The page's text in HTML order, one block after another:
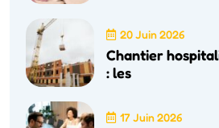
20 Juin 2026
Chantier
: les
17 Juin 2026